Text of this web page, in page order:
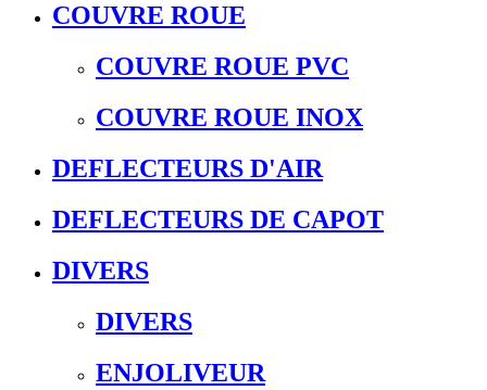
COUVRE ROUE
COUVRE ROUE PVC
COUVRE ROUE INOX
DEFLECTEURS D'AIR
DEFLECTEURS DE CAPOT
DIVERS
DIVERS
ENJOLIVEUR